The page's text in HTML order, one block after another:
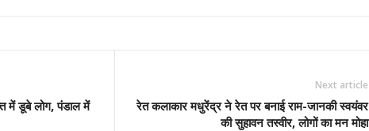
में डूबे लोग, पंडाल में
Next article
रेत कलाकार मधुरेंद्र ने रेत पर बनाई राम-जानकी स्वयंवर
की सुहावन तस्वीर, लोगों का मन मोहा